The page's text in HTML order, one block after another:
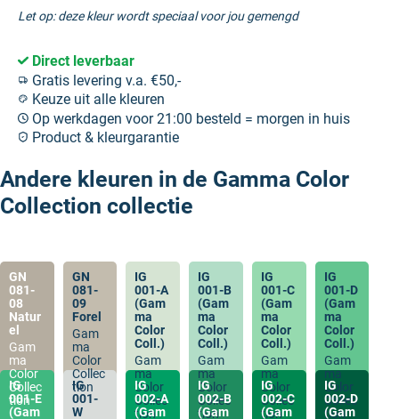
Let op: deze kleur wordt speciaal voor jou gemengd
Direct leverbaar
Gratis levering v.a. €50,-
Keuze uit alle kleuren
Op werkdagen voor 21:00 besteld = morgen in huis
Product & kleurgarantie
Andere kleuren in de Gamma Color
Collection collectie
GN
081-
08
Natur
el
Gam
ma
Color
Collec
tion
GN
081-
09
Forel
Gam
ma
Color
Collec
tion
IG
001-A
(Gam
ma
Color
Coll.)
Gam
ma
Color
Collec
tion
IG
001-B
(Gam
ma
Color
Coll.)
Gam
ma
Color
Collec
tion
IG
001-C
(Gam
ma
Color
Coll.)
Gam
ma
Color
Collec
tion
IG
001-D
(Gam
ma
Color
Coll.)
Gam
ma
Color
Collec
tion
IG
001-E
(Gam
IG
001-
W
IG
002-A
(Gam
IG
002-B
(Gam
IG
002-C
(Gam
IG
002-D
(Gam